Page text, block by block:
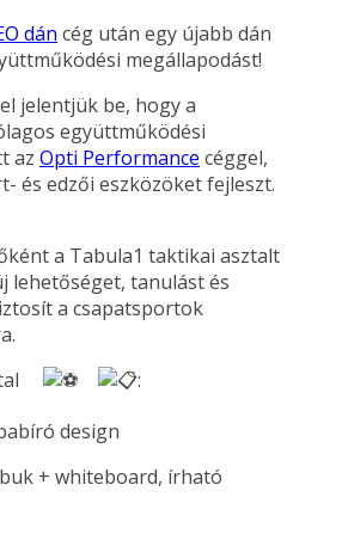
dán cég után egy újabb dán
megállapodást!
jelentjük be, hogy a
együttműködési
az Opti Performance céggel,
és edzői eszközöket fejleszt.
a Tabula1 taktikai asztalt
lehetőséget, tanulást és
a csapatsportok
:
design
+ whiteboard, írható